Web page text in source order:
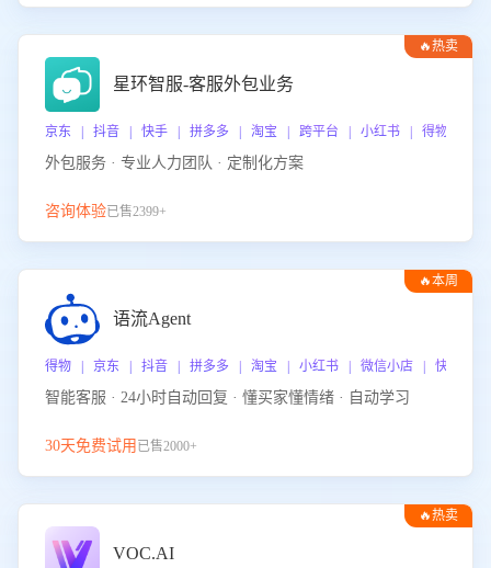
🔥热卖
星环智服-客服外包业务
京东 | 抖音 | 快手 | 拼多多 | 淘宝 | 跨平台 | 小红书 | 得物 | 企
外包服务 · 专业人力团队 · 定制化方案
咨询体验已售2399+
🔥本周
语流Agent
得物 | 京东 | 抖音 | 拼多多 | 淘宝 | 小红书 | 微信小店 | 快手 |
智能客服 · 24小时自动回复 · 懂买家懂情绪 · 自动学习
30天免费试用 已售2000+
🔥热卖
VOC.AI